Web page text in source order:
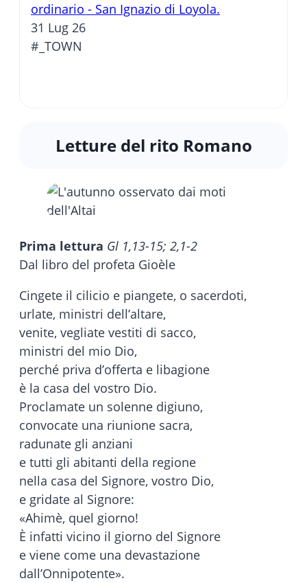
ordinario - San Ignazio di Loyola.
31 Lug 26
#_TOWN
Letture del rito Romano
Prima lettura Gl 1,13-15; 2,1-2
Dal libro del profeta Gioèle
Cingete il cilicio e piangete, o sacerdoti,
urlate, ministri dell’altare,
venite, vegliate vestiti di sacco,
ministri del mio Dio,
perché priva d’offerta e libagione
è la casa del vostro Dio.
Proclamate un solenne digiuno,
convocate una riunione sacra,
radunate gli anziani
e tutti gli abitanti della regione
nella casa del Signore, vostro Dio,
e gridate al Signore:
«Ahimè, quel giorno!
È infatti vicino il giorno del Signore
e viene come una devastazione
dall’Onnipotente».